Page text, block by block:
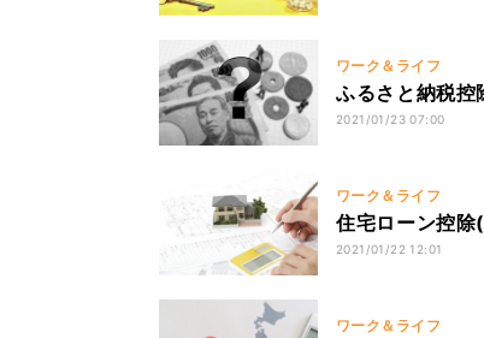
ワーク＆ライフ
ふるさと納税控
2021/01/23 07:00
ワーク＆ライフ
住宅ローン控
2021/01/22 12:01
ワーク＆ライフ